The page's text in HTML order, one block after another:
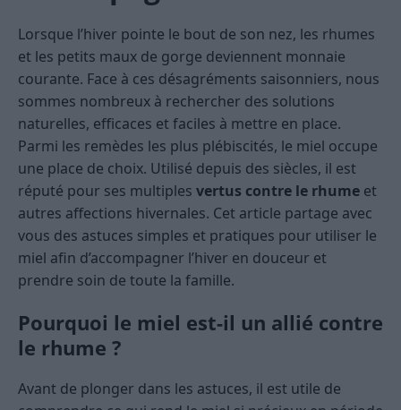
Lorsque l’hiver pointe le bout de son nez, les rhumes
et les petits maux de gorge deviennent monnaie
courante. Face à ces désagréments saisonniers, nous
sommes nombreux à rechercher des solutions
naturelles, efficaces et faciles à mettre en place.
Parmi les remèdes les plus plébiscités, le miel occupe
une place de choix. Utilisé depuis des siècles, il est
réputé pour ses multiples vertus contre le rhume et
autres affections hivernales. Cet article partage avec
vous des astuces simples et pratiques pour utiliser le
miel afin d’accompagner l’hiver en douceur et
prendre soin de toute la famille.
Pourquoi le miel est-il un allié contre
le rhume ?
Avant de plonger dans les astuces, il est utile de